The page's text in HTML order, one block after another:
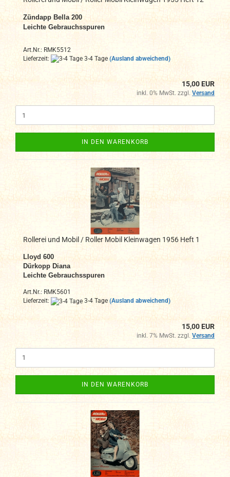
Zündapp Bella 200
Leichte Gebrauchsspuren
Art.Nr.: RMK5512
Lieferzeit:
3-4 Tage (Ausland abweichend)
15,00 EUR
inkl. 0% MwSt. zzgl. Versand
IN DEN WARENKORB
Rollerei und Mobil / Roller Mobil Kleinwagen 1956 Heft 1
Lloyd 600
Dürkopp Diana
Leichte Gebrauchsspuren
Art.Nr.: RMK5601
Lieferzeit:
3-4 Tage (Ausland abweichend)
15,00 EUR
inkl. 7% MwSt. zzgl. Versand
IN DEN WARENKORB